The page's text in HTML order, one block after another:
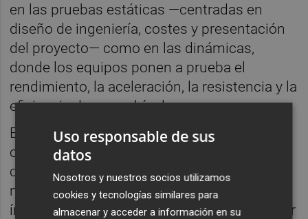
en las pruebas estáticas —centradas en
diseño de ingeniería, costes y presentación
del proyecto— como en las dinámicas,
donde los equipos ponen a prueba el
rendimiento, la aceleración, la resistencia y la
eficiencia de sus vehículos.
El prototipo de este año, el duodécimo
construido por el equipo, incorpora un
chasis monocasco de fibra de carbono, un
nuevo paquete aerodinámico desarrollado
íntegramente por el estudiantado y un motor
Uso responsable de sus
datos
Nosotros y nuestros socios utilizamos
cookies y tecnologías similares para
almacenar y acceder a información en su